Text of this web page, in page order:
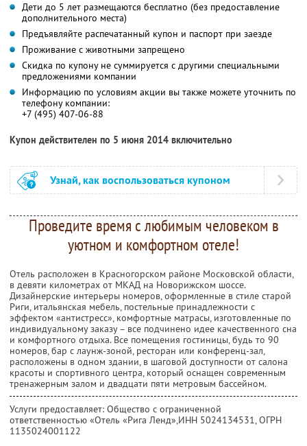
Дети до 5 лет размещаются бесплатно (без предоставление
дополнительного места)
Предъявляйте распечатанный купон и паспорт при заезде
Проживание с животными запрещено
Скидка по купону не суммируется с другими специальными
предложениями компании
Информацию по условиям акции вы также можете уточнить по
телефону компании:
+7 (495) 407-06-88
Купон действителен по 5 июня 2014 включительно
Узнай, как воспользоваться купоном
Проведите время с любимым человеком в
уютном и комфортном отеле!
Отель расположен в Красногорском районе Московской области,
в девяти километрах от МКАД на Новорижском шоссе.
Дизайнерские интерьеры номеров, оформленные в стиле старой
Риги, итальянская мебель, постельные принадлежности с
эффектом «антистресс», комфортные матрасы, изготовленные по
индивидуальному заказу – все подчинено идее качественного сна
и комфортного отдыха. Все помещения гостиницы, будь то 90
номеров, бар с лаунж-зоной, ресторан или конференц-зал,
расположены в одном здании, в шаговой доступности от салона
красоты и спортивного центра, который оснащен современным
тренажерным залом и двадцати пяти метровым бассейном.
Услуги предоставляет: Общество с ограниченной
ответственностью «Отель «Рига Ленд»,ИНН 5024134531, ОГРН
1135024001122